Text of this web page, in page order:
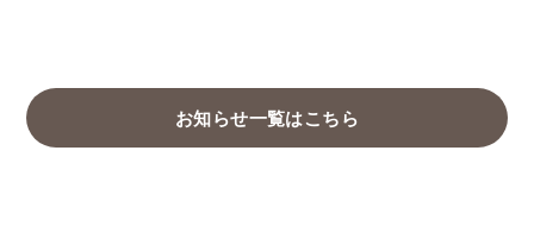
お知らせ一覧はこちら